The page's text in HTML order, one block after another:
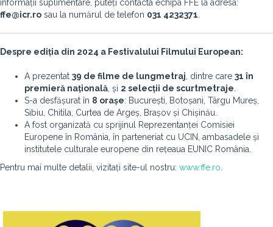
informații suplimentare, puteți contacta echipa FFE la adresa:
ffe@icr.ro sau la numărul de telefon 031 4232371
Despre ediția din 2024 a Festivalului Filmului European:
A prezentat 39 de filme de lungmetraj , dintre care 31 în
premieră națională , și 2 selecții de scurtmetraje
S-a desfășurat în 8 orașe: București, Botoșani, Târgu Mureș,
Sibiu, Chitila, Curtea de Argeș, Brașov și Chișinău.
A fost organizată cu sprijinul Reprezentanței Comisiei
Europene în România, în parteneriat cu UCIN, ambasadele și
institutele culturale europene din rețeaua EUNIC România.
Pentru mai multe detalii, vizitați site-ul nostru: www.ffe.ro